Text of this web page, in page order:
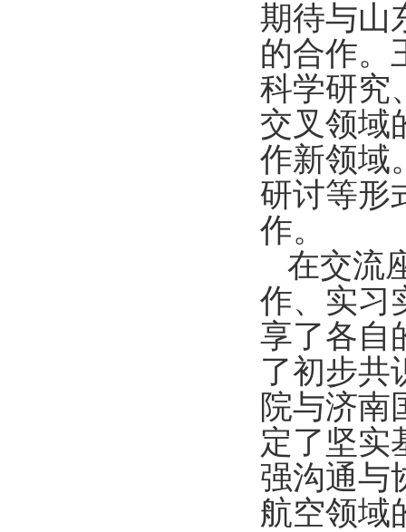
期待与山
的合作。
科学研究
交叉领域
作新领域
研讨等形
作。
在交流
作、实习
享了各自
了初步共
院与济南
定了坚实
强沟通与
航空领域